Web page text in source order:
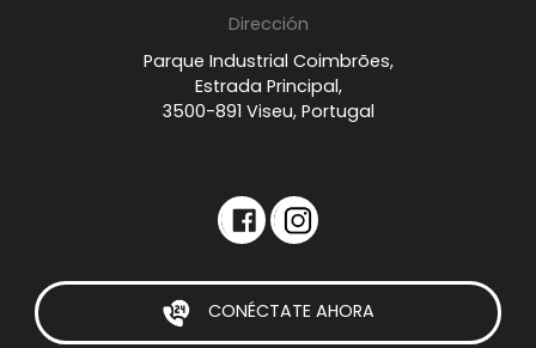
Dirección
Parque Industrial Coimbrões,
Estrada Principal,
3500-891 Viseu, Portugal
CONÉCTATE AHORA